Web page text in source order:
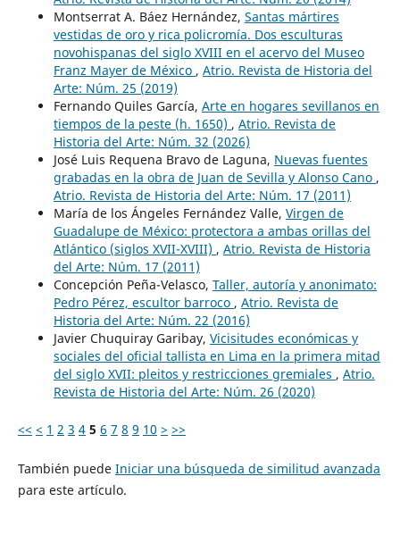
Montserrat A. Báez Hernández, Santas mártires
vestidas de oro y rica policromía. Dos esculturas
novohispanas del siglo XVIII en el acervo del Museo
Franz Mayer de México , Atrio. Revista de Historia del
Arte: Núm. 25 (2019)
Fernando Quiles García, Arte en hogares sevillanos en
tiempos de la peste (h. 1650) , Atrio. Revista de
Historia del Arte: Núm. 32 (2026)
José Luis Requena Bravo de Laguna, Nuevas fuentes
grabadas en la obra de Juan de Sevilla y Alonso Cano ,
Atrio. Revista de Historia del Arte: Núm. 17 (2011)
María de los Ángeles Fernández Valle, Virgen de
Guadalupe de México: protectora a ambas orillas del
Atlántico (siglos XVII-XVIII) , Atrio. Revista de Historia
del Arte: Núm. 17 (2011)
Concepción Peña-Velasco, Taller, autoría y anonimato:
Pedro Pérez, escultor barroco , Atrio. Revista de
Historia del Arte: Núm. 22 (2016)
Javier Chuquiray Garibay, Vicisitudes económicas y
sociales del oficial tallista en Lima en la primera mitad
del siglo XVII: pleitos y restricciones gremiales , Atrio.
Revista de Historia del Arte: Núm. 26 (2020)
<< < 1 2 3 4 5 6 7 8 9 10 > >>
También puede Iniciar una búsqueda de similitud avanzada
para este artículo.